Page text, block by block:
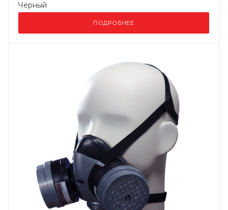
Черный
ПОДРОБНЕЕ